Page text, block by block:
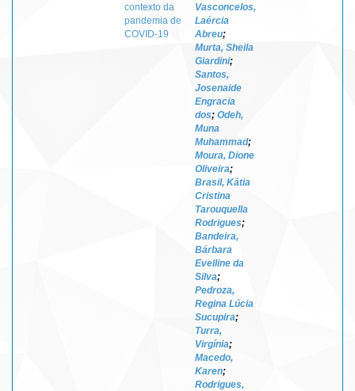
contexto da
pandemia de
COVID-19
Vasconcelos,
Laércia
Abreu;
Murta, Sheila
Giardini;
Santos,
Josenaide
Engracia
dos; Odeh,
Muna
Muhammad;
Moura, Dione
Oliveira;
Brasil, Kátia
Cristina
Tarouquella
Rodrigues;
Bandeira,
Bárbara
Evelline da
Silva;
Pedroza,
Regina Lúcia
Sucupira;
Turra,
Virgínia;
Macedo,
Karen;
Rodrigues,